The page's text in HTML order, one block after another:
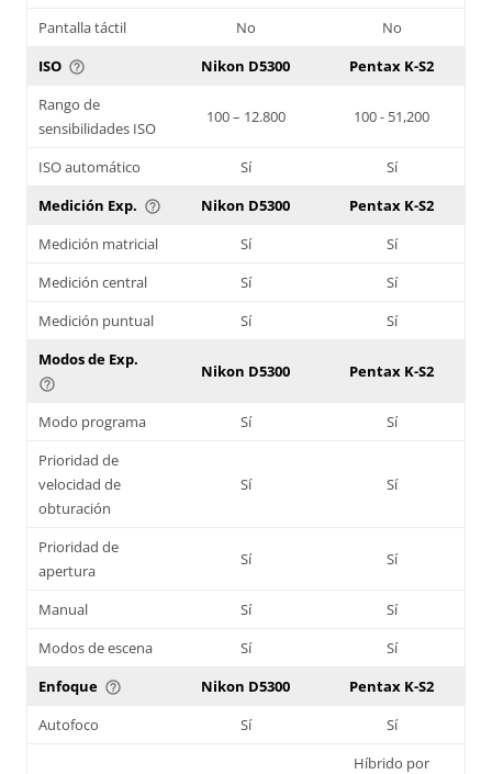
Pantalla táctil
No
No
ISO help_outline Nikon D5300
Pentax K-S2
Rango de
sensibilidades ISO
100 – 12.800 100 - 51,200
ISO automático Sí
Sí
Medición Exp. help_outline Nikon D5300
Pentax K-S2
Medición matricial
Sí
Sí
Medición central
Sí
Sí
Medición puntual
Sí
Sí
Modos de Exp.
help_outline
Nikon D5300 Pentax K-S2
Modo programa Sí
Sí
Prioridad de
velocidad de
obturación
Sí Sí
Prioridad de
apertura
Sí Sí
Manual Sí
Sí
Modos de escena
Sí
Sí
Enfoque help_outline Nikon D5300
Pentax K-S2
Autofoco
Sí Sí
Híbrido por